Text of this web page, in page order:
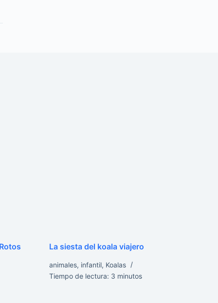
La siesta del koala viajero
animales, infantil, Koalas
Tiempo de lectura: 3 minutos